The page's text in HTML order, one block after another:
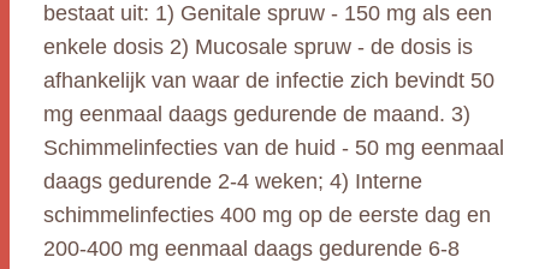
bestaat uit: 1) Genitale spruw - 150 mg als een
enkele dosis 2) Mucosale spruw - de dosis is
afhankelijk van waar de infectie zich bevindt 50
mg eenmaal daags gedurende de maand. 3)
Schimmelinfecties van de huid - 50 mg eenmaal
daags gedurende 2-4 weken; 4) Interne
schimmelinfecties 400 mg op de eerste dag en
200-400 mg eenmaal daags gedurende 6-8